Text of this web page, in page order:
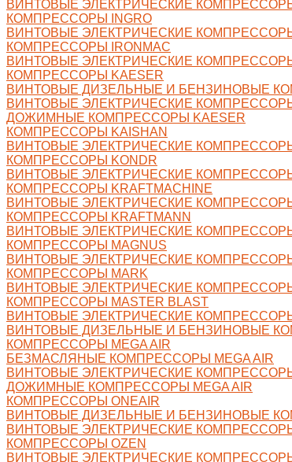
ВИНТОВЫЕ ЭЛЕКТРИЧЕСКИЕ КОМПРЕССОРЫ
КОМПРЕССОРЫ INGRO
ВИНТОВЫЕ ЭЛЕКТРИЧЕСКИЕ КОМПРЕССОРЫ
КОМПРЕССОРЫ IRONMAC
ВИНТОВЫЕ ЭЛЕКТРИЧЕСКИЕ КОМПРЕССОРЫ
КОМПРЕССОРЫ KAESER
ВИНТОВЫЕ ДИЗЕЛЬНЫЕ И БЕНЗИНОВЫЕ
ВИНТОВЫЕ ЭЛЕКТРИЧЕСКИЕ КОМПРЕССОРЫ
ДОЖИМНЫЕ КОМПРЕССОРЫ KAESER
КОМПРЕССОРЫ KAISHAN
ВИНТОВЫЕ ЭЛЕКТРИЧЕСКИЕ КОМПРЕССОРЫ
КОМПРЕССОРЫ KONDR
ВИНТОВЫЕ ЭЛЕКТРИЧЕСКИЕ КОМПРЕССОРЫ
КОМПРЕССОРЫ KRAFTMACHINE
ВИНТОВЫЕ ЭЛЕКТРИЧЕСКИЕ КОМПРЕССОРЫ
КОМПРЕССОРЫ KRAFTMANN
ВИНТОВЫЕ ЭЛЕКТРИЧЕСКИЕ КОМПРЕССОРЫ
КОМПРЕССОРЫ MAGNUS
ВИНТОВЫЕ ЭЛЕКТРИЧЕСКИЕ КОМПРЕССОРЫ
КОМПРЕССОРЫ MARK
ВИНТОВЫЕ ЭЛЕКТРИЧЕСКИЕ КОМПРЕССОРЫ
КОМПРЕССОРЫ MASTER BLAST
ВИНТОВЫЕ ЭЛЕКТРИЧЕСКИЕ КОМПРЕССОРЫ
ВИНТОВЫЕ ДИЗЕЛЬНЫЕ И БЕНЗИНОВЫЕ
КОМПРЕССОРЫ MEGA AIR
БЕЗМАСЛЯНЫЕ КОМПРЕССОРЫ MEGA AIR
ВИНТОВЫЕ ЭЛЕКТРИЧЕСКИЕ КОМПРЕССОРЫ
ДОЖИМНЫЕ КОМПРЕССОРЫ MEGA AIR
КОМПРЕССОРЫ ONEAIR
ВИНТОВЫЕ ДИЗЕЛЬНЫЕ И БЕНЗИНОВЫЕ
ВИНТОВЫЕ ЭЛЕКТРИЧЕСКИЕ КОМПРЕССОРЫ
КОМПРЕССОРЫ OZEN
ВИНТОВЫЕ ЭЛЕКТРИЧЕСКИЕ КОМПРЕССОРЫ